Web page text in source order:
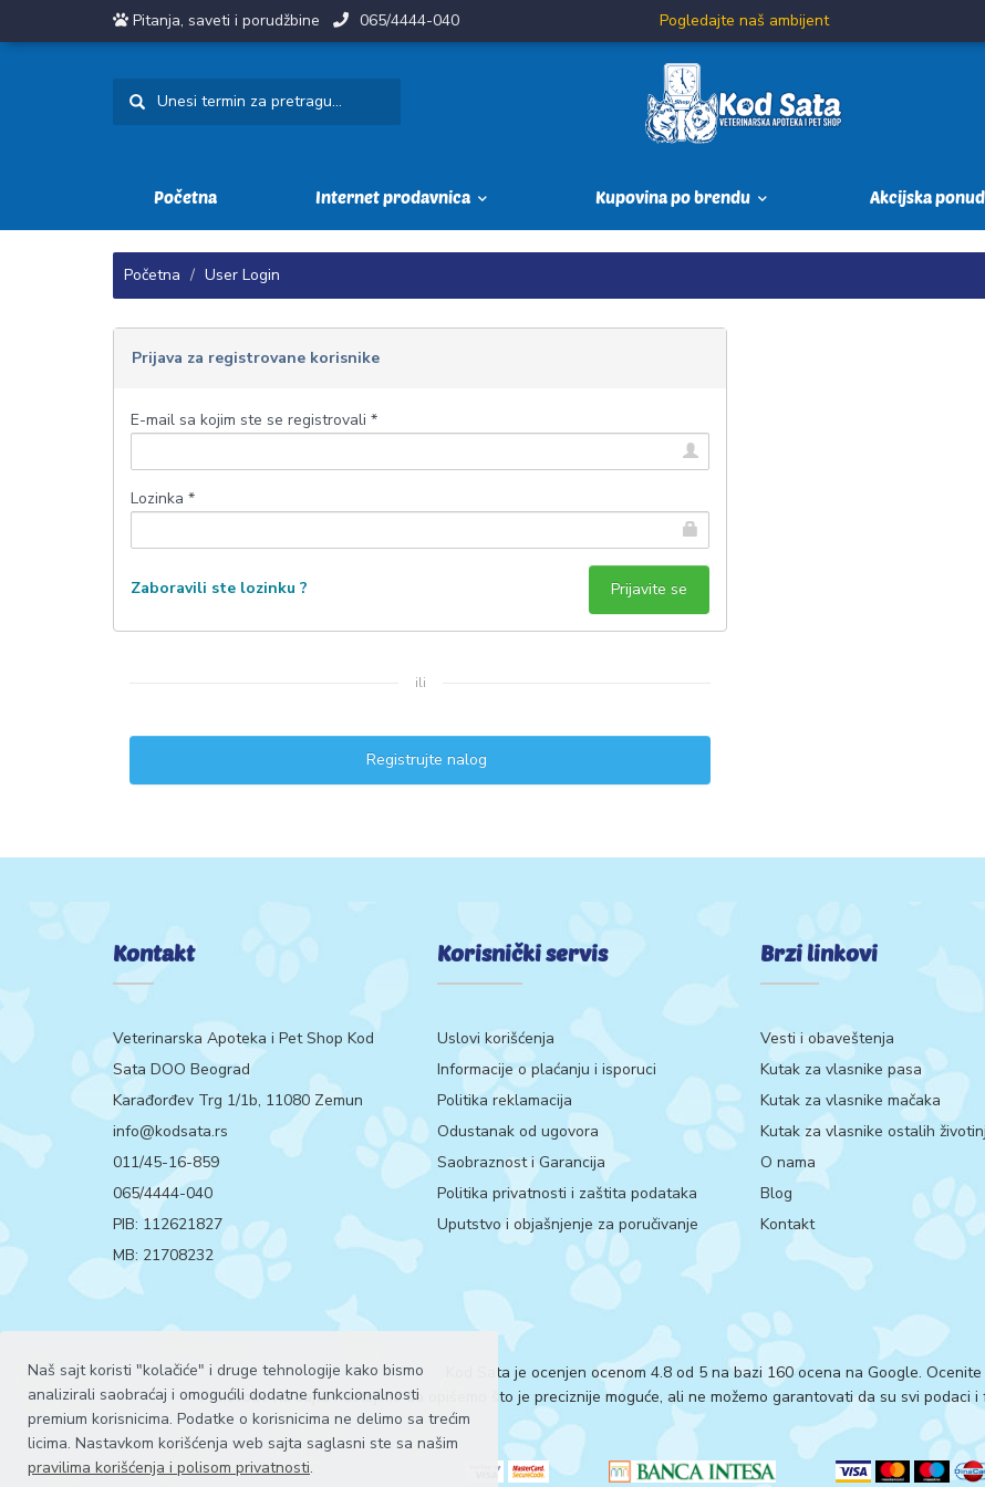
Naš sajt koristi "kolačiće" i druge tehnologije kako bismo
analizirali saobraćaj i omogućili dodatne funkcionalnosti
premium korisnicima. Podatke o korisnicima ne delimo sa trećim
licima. Nastavkom korišćenja web sajta saglasni ste sa našim
pravilima korišćenja i polisom privatnosti.
Pitanja, saveti i porudžbine 065/4444-040 Pogledajte naš ambijent
Početna Internet prodavnica Kupovina po brendu Akcijska
Početna User Login
Prijava za registrovane korisnike
E-mail sa kojim ste se registrovali *
Lozinka *
Zaboravili ste lozinku ?
ili
Registrujte nalog
Kontakt
Veterinarska Apoteka i Pet Shop Kod
Sata DOO Beograd
Karađorđev Trg 1/1b, 11080 Zemun
info@kodsata.rs
011/45-16-859
065/4444-040
PIB: 112621827
MB: 21708232
Korisnički servis
Uslovi korišćenja
Informacije o plaćanju i isporuci
Politika reklamacija
Odustanak od ugovora
Saobraznost i Garancija
Politika privatnosti i zaštita podataka
Uputstvo i objašnjenje za poručivanje
Brzi linkovi
Vesti i obaveštenja
Kutak za vlasnike pasa
Kutak za vlasnike mačaka
Kutak za vlasnike ostalih
O nama
Blog
Kontakt
Kod Sata je ocenjen ocenom 4.8 od 5 na bazi 160 ocena na Google.
Proizvode na sajtu nastojimo da opišemo što je preciznije moguće, ali ne možemo garantovati da su svi